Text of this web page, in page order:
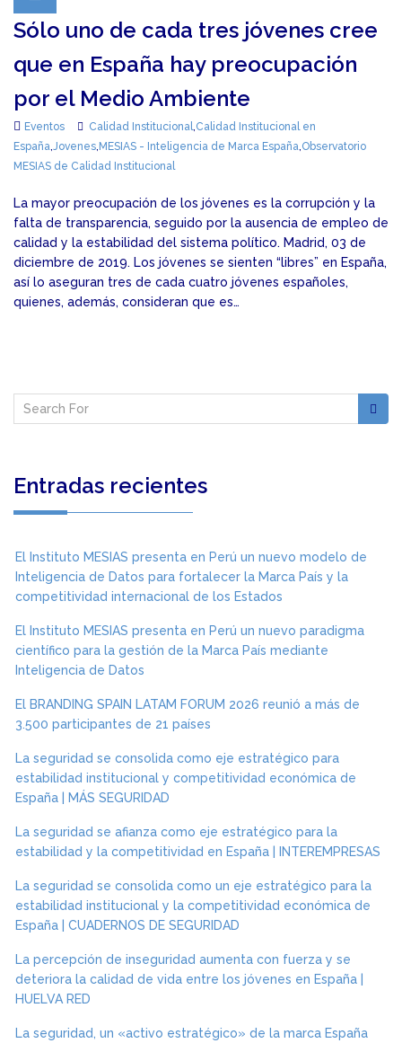
Sólo uno de cada tres jóvenes cree
que en España hay preocupación
por el Medio Ambiente
Eventos Calidad Institucional,Calidad Institucional en
España,Jovenes, MESIAS - Inteligencia de Marca España,Observatorio
MESIAS de Calidad Institucional
La mayor preocupación de los jóvenes es la corrupción y la
falta de transparencia, seguido por la ausencia de empleo de
calidad y la estabilidad del sistema político. Madrid, 03 de
diciembre de 2019. Los jóvenes se sienten “libres” en España,
así lo aseguran tres de cada cuatro jóvenes españoles,
quienes, además, consideran que es…
Entradas recientes
El Instituto MESIAS presenta en Perú un nuevo modelo de
Inteligencia de Datos para fortalecer la Marca País y la
competitividad internacional de los Estados
El Instituto MESIAS presenta en Perú un nuevo paradigma
científico para la gestión de la Marca País mediante
Inteligencia de Datos
El BRANDING SPAIN LATAM FORUM 2026 reunió a más de
3.500 participantes de 21 países
La seguridad se consolida como eje estratégico para
estabilidad institucional y competitividad económica de
España | MÁS SEGURIDAD
La seguridad se afianza como eje estratégico para la
estabilidad y la competitividad en España | INTEREMPRESAS
La seguridad se consolida como un eje estratégico para la
estabilidad institucional y la competitividad económica de
España | CUADERNOS DE SEGURIDAD
La percepción de inseguridad aumenta con fuerza y se
deteriora la calidad de vida entre los jóvenes en España |
HUELVA RED
La seguridad, un «activo estratégico» de la marca España